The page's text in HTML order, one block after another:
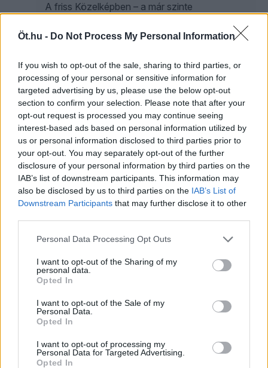
Öt.hu - Do Not Process My Personal Information
If you wish to opt-out of the sale, sharing to third parties, or
processing of your personal or sensitive information for
targeted advertising by us, please use the below opt-out
section to confirm your selection. Please note that after your
opt-out request is processed you may continue seeing
interest-based ads based on personal information utilized by
us or personal information disclosed to third parties prior to
your opt-out. You may separately opt-out of the further
disclosure of your personal information by third parties on the
IAB’s list of downstream participants. This information may
also be disclosed by us to third parties on the IAB’s List of
Downstream Participants that may further disclose it to other
Personal Data Processing Opt Outs
I want to opt-out of the Sharing of my
personal data.
Opted In
I want to opt-out of the Sale of my
Personal Data.
Opted In
I want to opt-out of processing my
Personal Data for Targeted Advertising.
Opted In
A friss Közelképben – a már szinte
hangoznak el: Schiffer András és Gavra
parlamenti képviselői ciklusok számának
korlátozása.
Schiffer András kőkemény választ küldött
Magyar Péternek – Közelkép
ÖT
Csak az oroszok kémkednek
A Közelkép legfrissebb adásában a DK
sorsáról, a visszalépésekkel kapcsolatos
hisztériáról és Orbán Viktor kottájáról
ismerhetjük meg Schiffer András szokás
szerint markáns véleményét.
TÓTH CSABA TIBOR 14